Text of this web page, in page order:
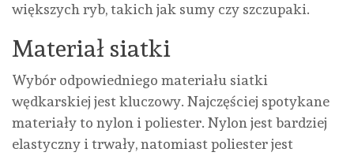
większych ryb, takich jak sumy czy szczupaki.
Materiał siatki
Wybór odpowiedniego materiału siatki
wędkarskiej jest kluczowy. Najczęściej spotykane
materiały to nylon i poliester. Nylon jest bardziej
elastyczny i trwały, natomiast poliester jest